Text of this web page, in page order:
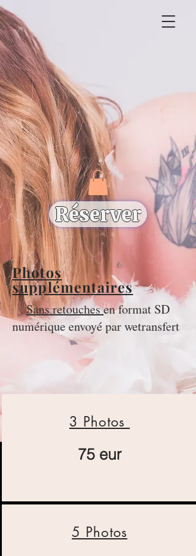
Réserver
Photos
supplémentaires
Sans retouchesen format SD
numérique envoyé par wetransfert
3 Photos
75 eur
5 Photos